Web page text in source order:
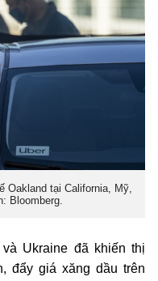
Oakland tại California, Mỹ,
Bloomberg.
Ukraine đã khiến thị
đẩy giá xăng dầu trên